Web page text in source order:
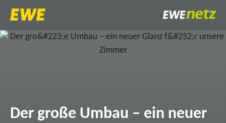
Der große Umbau – ein neuer